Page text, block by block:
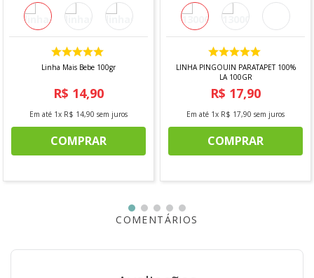
Linha Mais Bebe 100gr
R$ 14,90
Em até 1x R$ 14,90 sem juros
COMPRAR
LINHA PINGOUIN PARATAPET 100%
LA 100GR
R$ 17,90
Em até 1x R$ 17,90 sem juros
COMPRAR
COMENTÁRIOS